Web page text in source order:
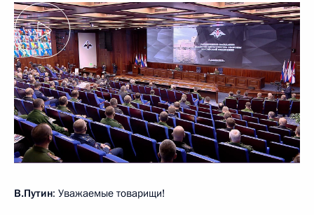
В.Путин: Уважаемые товарищи!